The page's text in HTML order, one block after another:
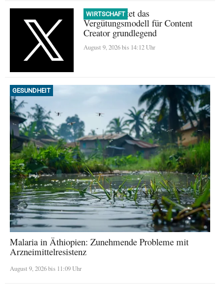
WIRTSCHAFT
X überarbeitet das
Vergütungsmodell für Content
Creator grundlegend
August 9, 2026 bis 14:12 Uhr
GESUNDHEIT
Malaria in Äthiopien: Zunehmende Probleme mit
Arzneimittelresistenz
August 9, 2026 bis 11:09 Uhr